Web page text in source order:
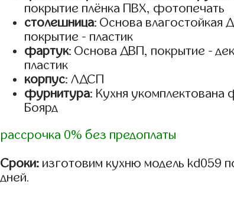
покрытие плёнка ПВХ, фотопечать
столешница: Основа влагостойкая
покрытие - пластик
фартук: Основа ДВП, покрытие -
пластик
корпус: ЛДСП
фурнитура: Кухня укомплектована
Боярд
рассрочка 0% без предоплаты
Сроки: изготовим кухню модель kd059
дней.